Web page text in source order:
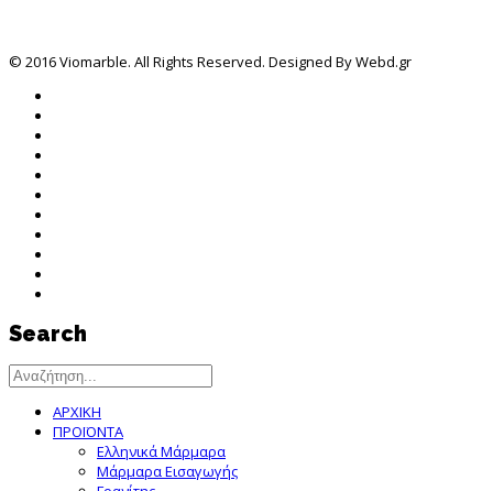
© 2016 Viomarble. All Rights Reserved. Designed By Webd.gr
Search
ΑΡΧΙΚΗ
ΠΡΟΪΟΝΤΑ
Ελληνικά Μάρμαρα
Μάρμαρα Εισαγωγής